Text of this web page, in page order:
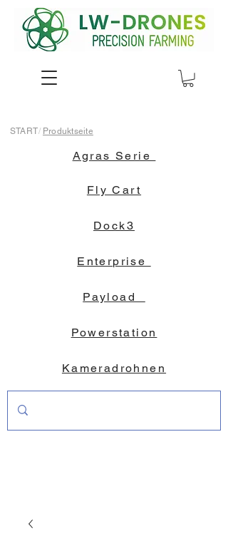
START/ Produktseite
Agras Serie
Fly Cart
Dock3
Enterprise
Payload
Powerstation
Kameradrohnen